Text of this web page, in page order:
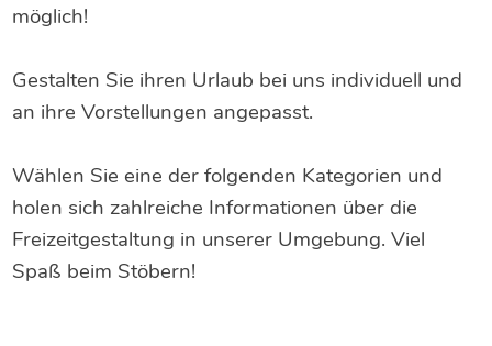
möglich!
Gestalten Sie ihren Urlaub bei uns individuell und
an ihre Vorstellungen angepasst.
Wählen Sie eine der folgenden Kategorien und
holen sich zahlreiche Informationen über die
Freizeitgestaltung in unserer Umgebung. Viel
Spaß beim Stöbern!